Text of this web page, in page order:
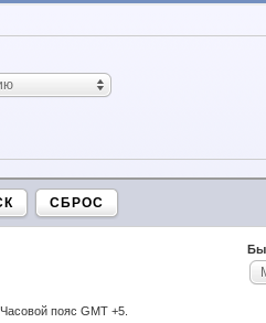
СБРОС
. Часовой пояс GMT +5.